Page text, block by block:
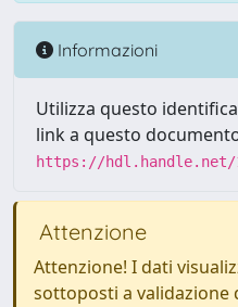
Informazioni
Utilizza questo
link a questo
https://hdl.handle.net/
Attenzione
Attenzione! I dati
sottoposti a validazione